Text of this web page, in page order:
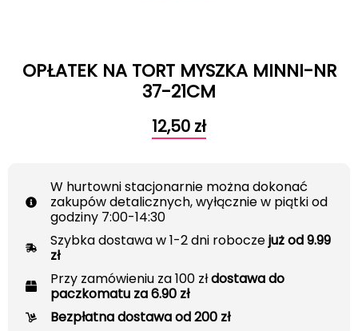
OPŁATEK NA TORT MYSZKA MINNI-NR
37-21CM
12,50 zł
W hurtowni stacjonarnie można dokonać
zakupów detalicznych, wyłącznie w piątki od
godziny 7:00-14:30
Szybka dostawa w 1-2 dni roboczejuż od 9.99
zł
Przy zamówieniu za 100 złdostawa do
paczkomatu za 6.90 zł
Bezpłatna dostawa od 200 zł